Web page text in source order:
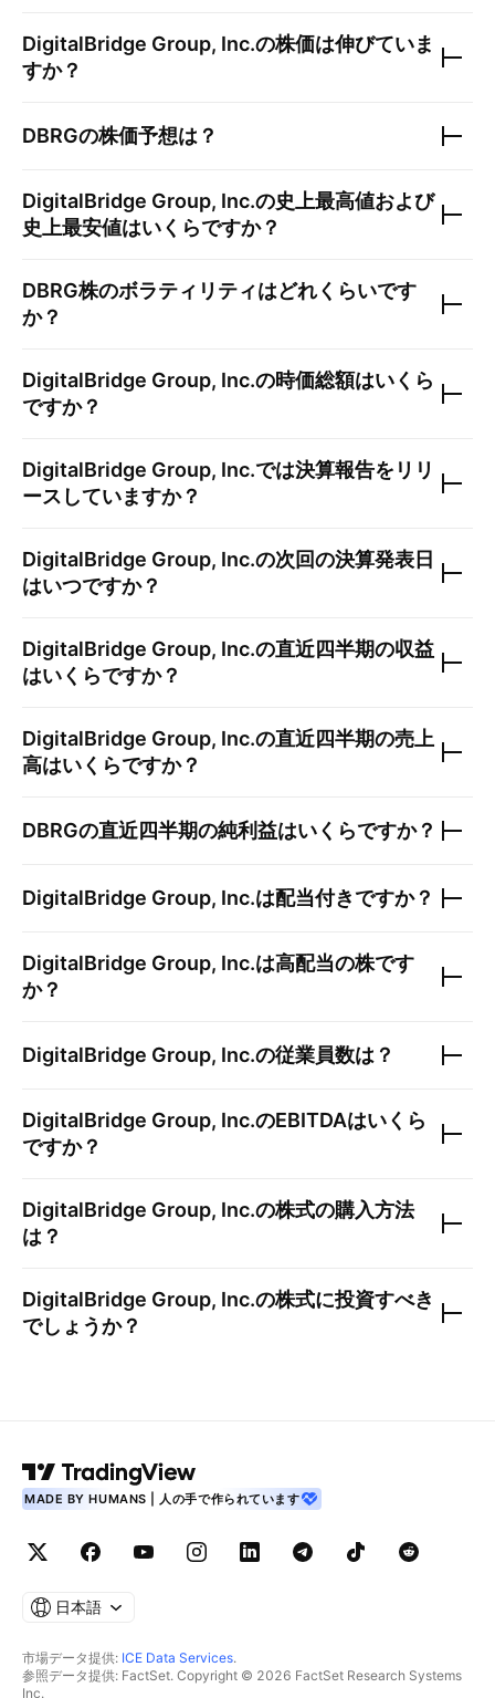
DigitalBridge Group, Inc.の株価は伸びていま
すか？
DBRGの株価予想は？
DigitalBridge Group, Inc.の史上最高値および
史上最安値はいくらですか？
DBRG株のボラティリティはどれくらいです
か？
DigitalBridge Group, Inc.の時価総額はいくら
ですか？
DigitalBridge Group, Inc.では決算報告をリリ
ースしていますか？
DigitalBridge Group, Inc.の次回の決算発表日
はいつですか？
DigitalBridge Group, Inc.の直近四半期の収益
はいくらですか？
DigitalBridge Group, Inc.の直近四半期の売上
高はいくらですか？
DBRGの直近四半期の純利益はいくらですか？
DigitalBridge Group, Inc.は配当付きですか？
DigitalBridge Group, Inc.は高配当の株です
か？
DigitalBridge Group, Inc.の従業員数は？
DigitalBridge Group, Inc.のEBITDAはいくら
ですか？
DigitalBridge Group, Inc.の株式の購入方法
は？
DigitalBridge Group, Inc.の株式に投資すべき
でしょうか？
MADE BY HUMANS | 人の手で作られています
日本語
市場データ提供: ICE Data Services.
参照データ提供: FactSet. Copyright © 2026 FactSet Research Systems
Inc.